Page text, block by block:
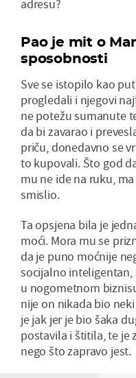
adresu?
Pao je mit o
sposobnosti
Sve se istopilo kao
progledali i njegovi
ne potežu sumanute
da bi zavarao i
priču, donedavno se
to kupovali. Što god
mu ne ide na ruku,
smislio.
Ta opsjena bila je
moći. Mora mu se
da je puno moćnije
socijalno inteligentan,
u nogometnom
nije on nikada bio
je jak jer je bio šaka
postavila i štitila, te je
nego što zapravo jest.